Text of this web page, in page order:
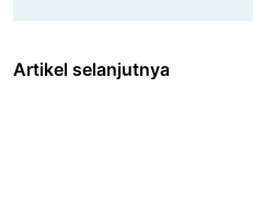
Artikel selanjutnya